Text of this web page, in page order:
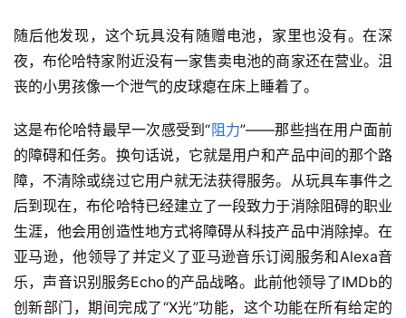
随后他发现，这个玩具没有随赠电池，家里也没有。在深
夜，布伦哈特家附近没有一家售卖电池的商家还在营业。沮
丧的小男孩像一个泄气的皮球瘪在床上睡着了。
这是布伦哈特最早一次感受到“阻力”——那些挡在用户面前
的障碍和任务。换句话说，它就是用户和产品中间的那个路
障，不清除或绕过它用户就无法获得服务。从玩具车事件之
后到现在，布伦哈特已经建立了一段致力于消除阻碍的职业
生涯，他会用创造性地方式将障碍从科技产品中消除掉。在
亚马逊，他领导了并定义了亚马逊音乐订阅服务和Alexa音
乐，声音识别服务Echo的产品战略。此前他领导了IMDb的
创新部门，期间完成了“X光”功能，这个功能在所有给定的